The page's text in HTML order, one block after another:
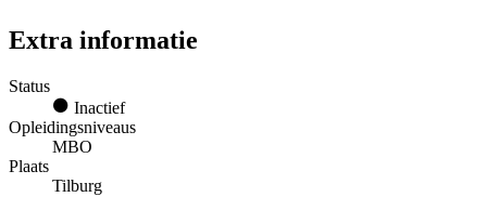
Extra informatie
Status
Inactief
Opleidingsniveaus
MBO
Plaats
Tilburg